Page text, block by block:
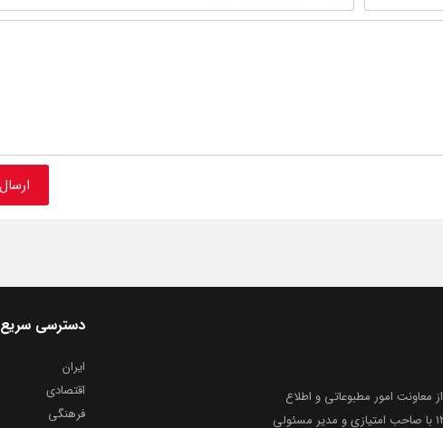
با اخذ مجوز رسمی به شماره ثبت ۸۶۸۱۴ از معاونت امور مطبوعاتی و اطلاع
رسانی وزارت فرهنگ و ارشاد اسلامی توفیق یافت از ۲۰ مرداد ماه سال ۱۳۹۹ با صاحب امتیازی و مدیر مسئولی
دسترسی سریع
ایران
اقتصادی
فرهنگی